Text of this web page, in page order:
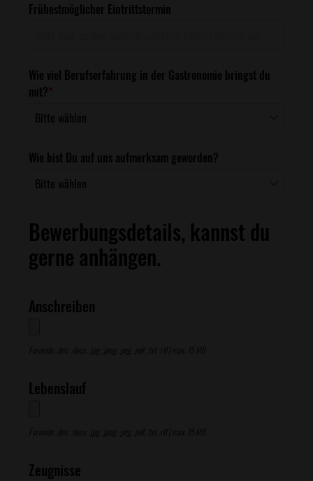
Frühestmöglicher Eintrittstermin
Wie viel Berufserfahrung in der Gastronomie bringst du
mit?*
Wie bist Du auf uns aufmerksam geworden?
Bewerbungsdetails, kannst du
gerne anhängen.
Anschreiben
Formate: .doc, .docx, .jpg, .jpeg, .png, .pdf, .txt, .rtf | max. 15 MB
Lebenslauf
Formate: .doc, .docx, .jpg, .jpeg, .png, .pdf, .txt, .rtf | max. 15 MB
Zeugnisse